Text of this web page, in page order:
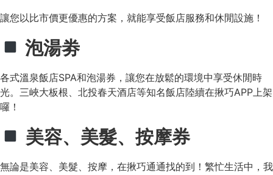
讓您以比市價更優惠的方案，就能享受飯店服務和休閒設施！
泡湯劵
各式溫泉飯店SPA和泡湯券，讓您在放鬆的環境中享受休閒時
光。三峽大板根、北投春天酒店等知名飯店陸續在揪巧APP上架
囉！
美容、美髮、按摩券
無論是美容、美髮、按摩，在揪巧通通找的到！繁忙生活中，我